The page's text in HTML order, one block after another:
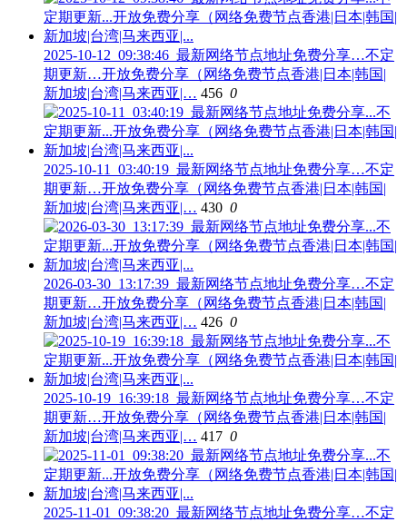
2025-10-12_09:38:46_最新网络节点地址免费分享…不定
期更新…开放免费分享（网络免费节点香港|日本|韩国|
新加坡|台湾|马来西亚|… 456 0
2025-10-11_03:40:19_最新网络节点地址免费分享…不定
期更新…开放免费分享（网络免费节点香港|日本|韩国|
新加坡|台湾|马来西亚|… 430 0
2026-03-30_13:17:39_最新网络节点地址免费分享…不定
期更新…开放免费分享（网络免费节点香港|日本|韩国|
新加坡|台湾|马来西亚|… 426 0
2025-10-19_16:39:18_最新网络节点地址免费分享…不定
期更新…开放免费分享（网络免费节点香港|日本|韩国|
新加坡|台湾|马来西亚|… 417 0
2025-11-01_09:38:20_最新网络节点地址免费分享…不定